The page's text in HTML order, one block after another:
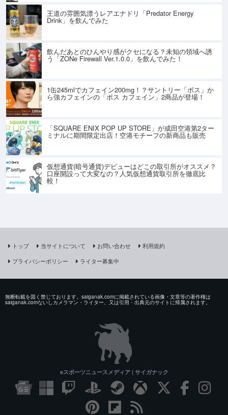
王道の雰囲気漂うレアエナドリ「Predator Energy
Drink」を飲んでみた
飲んだあとのひんやり感がクセになる？未知の領域へ誘
う「ZONe Firewall Ver.1.0.0」を飲んでみた！
1缶245mlでカフェイン200mg！？サントリー「ボス」か
ら強カフェインの「ボス カフェイン」2商品が登場！
「SQUARE ENIX POP UP STORE」が成田空港第2ター
ミナルに期間限定出店！空港モチーフの新商品も販売
仮想通貨(暗号通貨)デビューはどこの取引所がオススメ？
口座開設って大変なの？人気仮想通貨取引所を徹底比
較！
トップ 当サイトについて お問い合わせ
利用規約
プライバシーポリシー
ライター募集中
無断転載を固く禁じております。saiganak.comに掲載されている画像・文章等の著作権は
saiganak.comないしカメラマン・ライター、又は引用・出典元のサイトに帰属されます。
eスポーツニュースメディア | サイガナック